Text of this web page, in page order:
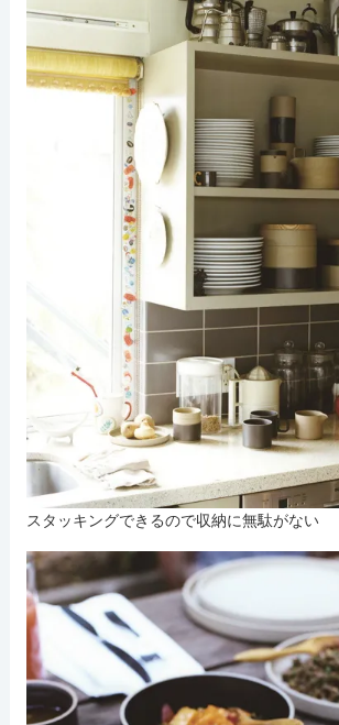
スタッキングできるので収納に無駄がない